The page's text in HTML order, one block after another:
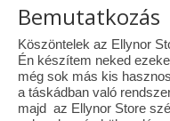
Bemutatkozás
Köszöntelek az Ellynor
Én készítem neked
még sok más kis
a táskádban való
majd az Ellynor Store